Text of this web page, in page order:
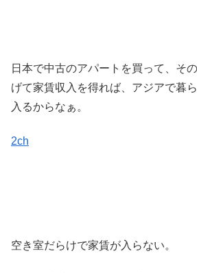
日本で中古のアパートを買って、そ
げて家賃収入を得れば、アジアで暮
入るからなぁ。
2ch
空き室だらけで家賃が入らない。